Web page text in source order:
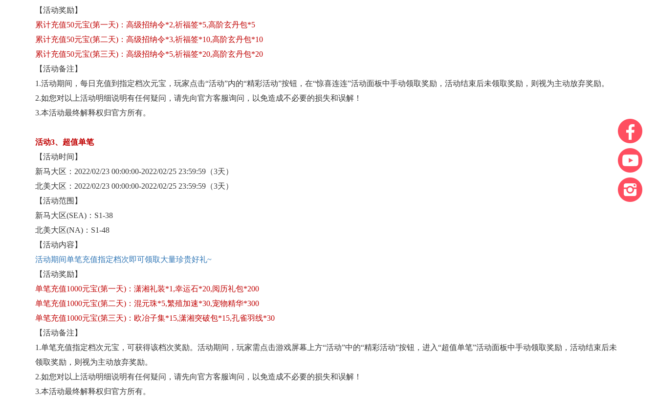
【活动奖励】
累计充值50元宝(第一天)：高级招纳令*2,祈福签*5,高阶玄丹包*5
累计充值50元宝(第二天)：高级招纳令*3,祈福签*10,高阶玄丹包*10
累计充值50元宝(第三天)：高级招纳令*5,祈福签*20,高阶玄丹包*20
【活动备注】
1.活动期间，每日充值到指定档次元宝，玩家点击“活动”内的“精彩活动”按钮，在“惊喜连连”活动面板中手动领取奖励，活动结束后未领取奖励，则视为主动放弃奖励。
2.如您对以上活动明细说明有任何疑问，请先向官方客服询问，以免造成不必要的损失和误解！
3.本活动最终解释权归官方所有。
活动3、超值单笔
【活动时间】
新马大区： 2022/02/23 00:00:00-2022/02/25 23:59:59（3天）
北美大区： 2022/02/23 00:00:00-2022/02/25 23:59:59（3天）
【活动范围】
新马大区(SEA)：S1-38
北美大区(NA)：S1-48
【活动内容】
活动期间单笔充值指定档次即可领取大量珍贵好礼~
【活动奖励】
单笔充值1000元宝(第一天)：潇湘礼装*1,幸运石*20,阅历礼包*200
单笔充值1000元宝(第二天)：混元珠*5,繁殖加速*30,宠物精华*300
单笔充值1000元宝(第三天)：欧冶子集*15,潇湘突破包*15,孔雀羽线*30
【活动备注】
1.单笔充值指定档次元宝，可获得该档次奖励。活动期间，玩家需点击游戏屏幕上方“活动”中的“精彩活动”按钮，进入“超值单笔”活动面板中手动领取奖励，活动结束后未
领取奖励，则视为主动放弃奖励。
2.如您对以上活动明细说明有任何疑问，请先向官方客服询问，以免造成不必要的损失和误解！
3.本活动最终解释权归官方所有。